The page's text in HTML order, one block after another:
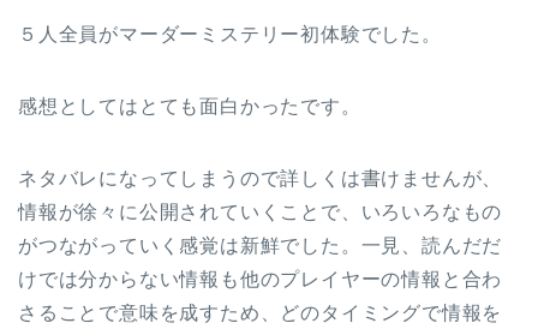
５人全員がマーダーミステリー初体験でした。
感想としてはとても面白かったです。
ネタバレになってしまうので詳しくは書けませんが、
情報が徐々に公開されていくことで、いろいろなもの
がつながっていく感覚は新鮮でした。一見、読んだだ
けでは分からない情報も他のプレイヤーの情報と合わ
さることで意味を成すため、どのタイミングで情報を